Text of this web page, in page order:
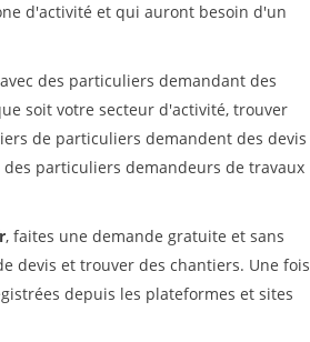
d'activité et qui auront besoin d'un
des particuliers demandant des
soit votre secteur d'activité, trouver
de particuliers demandent des devis
particuliers demandeurs de travaux
, faites une demande gratuite et sans
devis et trouver des chantiers. Une fois
depuis les plateformes et sites